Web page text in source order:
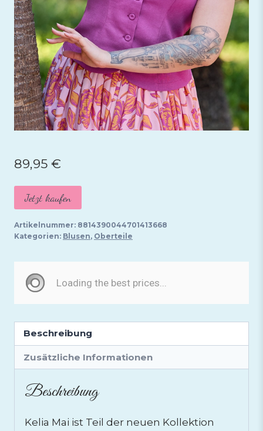
89,95 €
Jetzt kaufen
Artikelnummer: 8814390044701413668
Kategorien: Blusen, Oberteile
Beschreibung
Zusätzliche Informationen
Beschreibung
Kelia Mai ist Teil der neuen Kollektion